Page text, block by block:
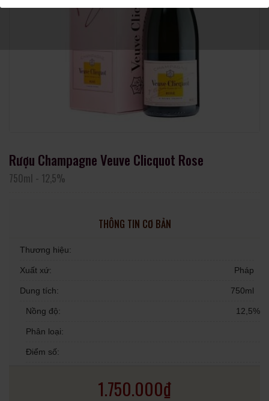
Rượu Champagne Veuve Clicquot Rose
750ml - 12,5%
THÔNG TIN CƠ BẢN
Thương hiệu:
Xuất xứ: Pháp
Dung tích: 750ml
Nồng độ: 12,5%
Phân loại:
Điểm số:
1.750.000₫